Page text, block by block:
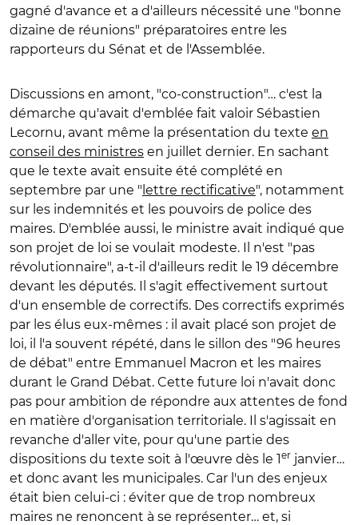
gagné d'avance et a d'ailleurs nécessité une "bonne
dizaine de réunions" préparatoires entre les
rapporteurs du Sénat et de l'Assemblée.
Discussions en amont, "co-construction"… c'est la
démarche qu'avait d'emblée fait valoir Sébastien
Lecornu, avant même la présentation du texte en
conseil des ministres en juillet dernier. En sachant
que le texte avait ensuite été complété en
septembre par une " lettre rectificative", notamment
sur les indemnités et les pouvoirs de police des
maires. D'emblée aussi, le ministre avait indiqué que
son projet de loi se voulait modeste. Il n'est "pas
révolutionnaire", a-t-il d'ailleurs redit le 19 décembre
devant les députés. Il s'agit effectivement surtout
d'un ensemble de correctifs. Des correctifs exprimés
par les élus eux-mêmes : il avait placé son projet de
loi, il l'a souvent répété, dans le sillon des "96 heures
de débat" entre Emmanuel Macron et les maires
durant le Grand Débat. Cette future loi n'avait donc
pas pour ambition de répondre aux attentes de fond
en matière d'organisation territoriale. Il s'agissait en
revanche d'aller vite, pour qu'une partie des
dispositions du texte soit à l'œuvre dès le 1er janvier…
et donc avant les municipales. Car l'un des enjeux
était bien celui-ci : éviter que de trop nombreux
maires ne renoncent à se représenter… et, si